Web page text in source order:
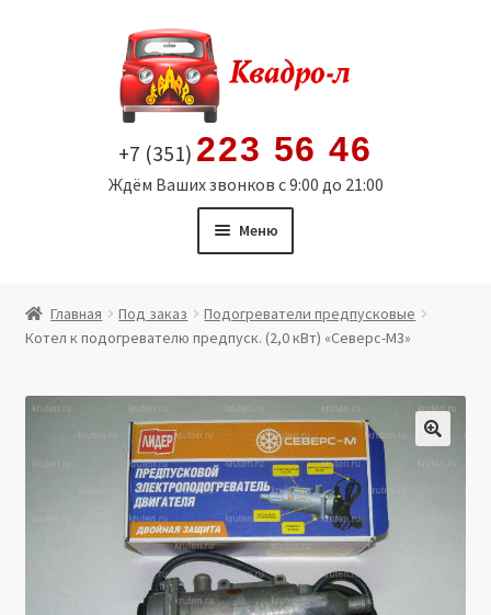
содержимому
+7 (351) 223 56 46
Ждём Ваших звонков с 9:00 до 21:00
Меню
Витрина
Мой аккаунт
Политика в отношении обработки персональных
Производители
Юридические данные
Главная Под заказ
Подогреватели предпусковые
Котел к подогревателю предпуск. (2,0 кВт) «Северс-М3»
🔍